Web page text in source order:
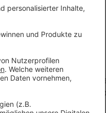
versteigert,
die Räder vor der ersten